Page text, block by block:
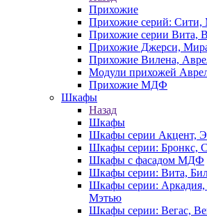
Прихожие
Прихожие серий: Сити,
Прихожие серии Вита,
Прихожие Джерси,
Прихожие Вилена,
Модули прихожей
Прихожие МДФ
Шкафы
Назад
Шкафы
Шкафы серии Акцент,
Шкафы серии: Бронкс,
Шкафы с фасадом МДФ
Шкафы серии: Вита,
Шкафы серии:
Мэтью
Шкафы серии: Вегас,